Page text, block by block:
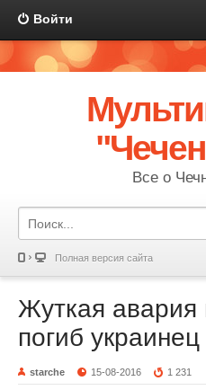
Войти
Все о
Полная версия сайта
Жуткая авария
погиб украинец
starche 15-08-2016 1 231